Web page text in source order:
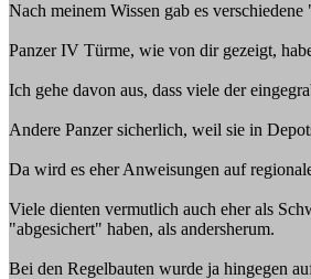
Nach meinem Wissen gab es
Panzer IV Türme, wie von dir gezeigt,
Ich gehe davon aus, dass viele der
Andere Panzer sicherlich, weil sie in
Da wird es eher Anweisungen auf
Viele dienten vermutlich auch eher als
"abgesichert" haben, als andersherum.
Bei den Regelbauten wurde ja hingegen